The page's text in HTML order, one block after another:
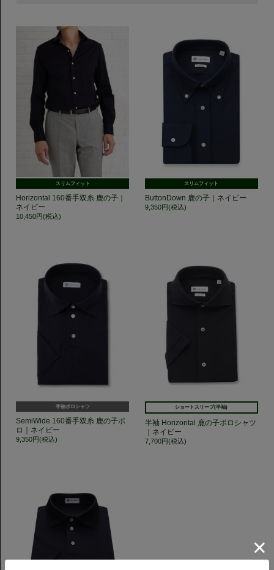
スリムフィット
Horizontal 160番手双糸 鹿の子｜
ネイビー
10,450円(税込)
スリムフィット
ButtonDown 鹿の子｜ネイビー
9,350円(税込)
半袖ポロシャツ
SemiWide 160番手双糸 鹿の子ポ
ロ｜ネイビー
9,350円(税込)
ショートスリーブ(半袖)
半袖 Horizontal 鹿の子ポロシャツ
｜ネイビー
7,700円(税込)